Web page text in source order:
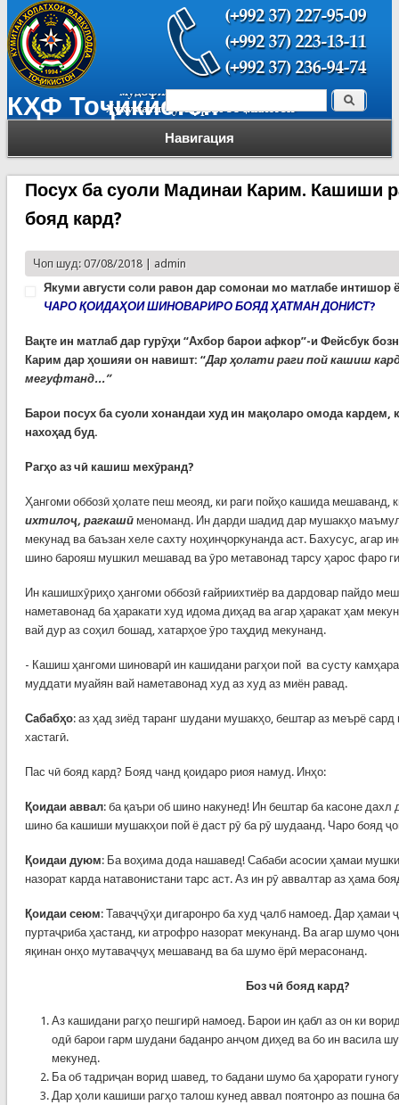
КҲФ Тоҷикистон
Навигация
Форма поиска Поиск
Посух ба суоли Мадинаи Карим. Кашиши
бояд кард?
Чоп шуд: 07/08/2018 | admin
Якуми августи соли равон дар сомонаи мо матлабе интишор
ЧАРО ҚОИДАҲОИ ШИНОВАРИРО БОЯД ҲАТМАН ДОНИСТ?
Вақте ин матлаб дар гурӯҳи “Ахбор барои афкор”-и Фейсбук
Карим дар ҳошияи он навишт: “Дар ҳолати раги пой кашиш
мегуфтанд...”
Барои посух ба суоли хонандаи худ ин мақоларо омода кардем,
нахоҳад буд.
Рагҳо аз чӣ кашиш мехӯранд?
Ҳангоми оббозӣ ҳолате пеш меояд, ки раги пойҳо кашида мешаванд,
ихтилоҷ, рагкашӣменоманд. Ин дарди шадид дар мушакҳо
мекунад ва баъзан хеле сахту ноҳинҷоркунанда аст. Бахусус, агар
шино барояш мушкил мешавад ва ӯро метавонад тарсу ҳарос фаро
Ин кашишхӯриҳо ҳангоми оббозӣ ғайриихтиёр ва дардовар пайдо
наметавонад ба ҳаракати худ идома диҳад ва агар ҳаракат ҳам
вай дур аз соҳил бошад, хатарҳое ӯро таҳдид мекунанд.
- Кашиш ҳангоми шиноварӣ ин кашидани рагҳои пой ва сусту
муддати муайян вай наметавонад худ аз худ аз миён равад.
Сабабҳо: аз ҳад зиёд таранг шудани мушакҳо, бештар аз меърё
хастагӣ.
Пас чӣ бояд кард? Бояд чанд қоидаро риоя намуд. Инҳо:
Қоидаи аввал: ба қаъри об шино накунед! Ин бештар ба касоне дахл
шино ба кашиши мушакҳои пой ё даст рӯ ба рӯ шудаанд. Чаро бояд
Қоидаи дуюм: Ба воҳима дода нашавед! Сабаби асосии ҳамаи
назорат карда натавонистани тарс аст. Аз ин рӯ аввалтар аз ҳама
Қоидаи сеюм: Таваҷҷӯҳи дигаронро ба худ ҷалб намоед. Дар ҳамаи
пуртаҷриба ҳастанд, ки атрофро назорат мекунанд. Ва агар шумо
яқинан онҳо мутаваҷҷуҳ мешаванд ва ба шумо ёрӣ мерасонанд.
Боз чӣ бояд кард?
Аз кашидани рагҳо пешгирӣ намоед. Барои ин қабл аз он ки
одӣ барои гарм шудани баданро анҷом диҳед ва бо ин васила
мекунед.
Ба об тадриҷан ворид шавед, то бадани шумо ба ҳарорати
Дар ҳоли кашиши рагҳо талош кунед аввал поятонро аз пошна